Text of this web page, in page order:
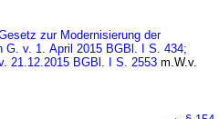
zur Modernisierung der
G. v. 1. April 2015 BGBl. I S. 434;
21.12.2015 BGBl. I S. 2553 m.W.v.